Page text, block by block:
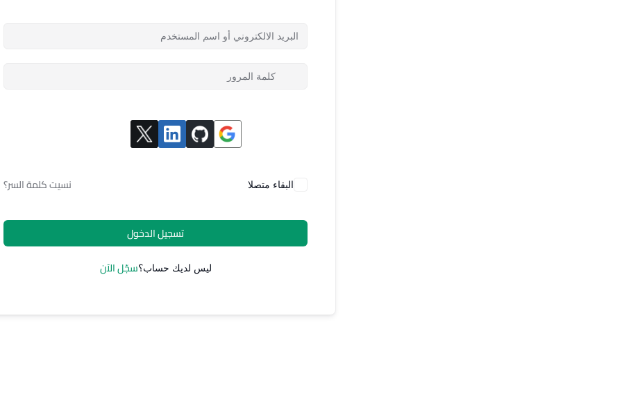
البقاء متصلا نسيت كلمة السر؟
تسجيل الدخول
ليس لديك حساب؟سجّل الآن